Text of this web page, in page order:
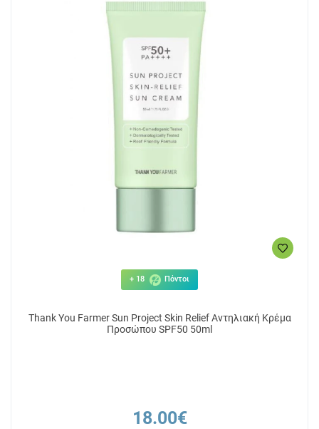
+ 18 Πόντοι
Thank You Farmer Sun Project Skin Relief Αντηλιακή Κρέμα
Προσώπου SPF50 50ml
18.00€